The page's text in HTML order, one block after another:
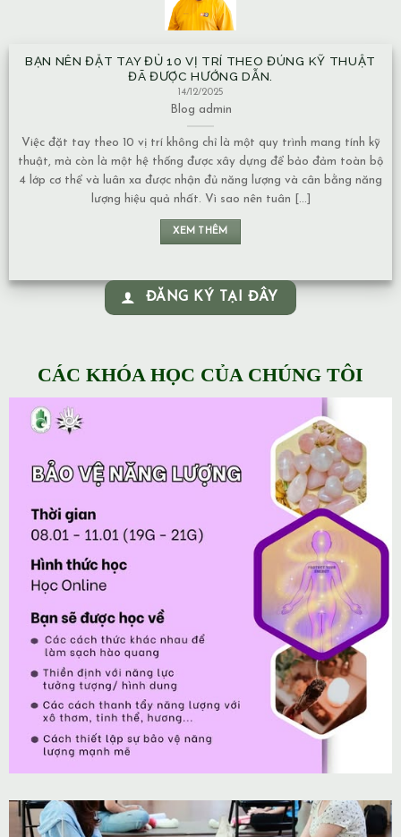
BẠN NÊN ĐẶT TAY ĐỦ 10 VỊ TRÍ THEO ĐÚNG KỸ THUẬT
ĐÃ ĐƯỢC HƯỚNG DẪN.
14/12/2025
Blog admin
Việc đặt tay theo 10 vị trí không chỉ là một quy trình mang tính kỹ
thuật, mà còn là một hệ thống được xây dựng để bảo đảm toàn bộ
4 lớp cơ thể và luân xa được nhận đủ năng lượng và cân bằng năng
lượng hiệu quả nhất. Vì sao nên tuân [...]
XEM THÊM
ĐĂNG KÝ TẠI ĐÂY
CÁC KHÓA HỌC CỦA CHÚNG TÔI